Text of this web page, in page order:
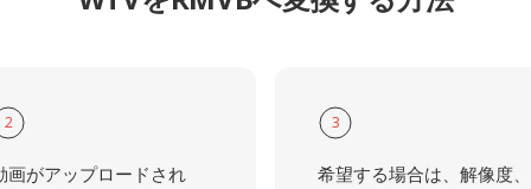
2
画がアップロードされ
3
希望する場合は、解像度、